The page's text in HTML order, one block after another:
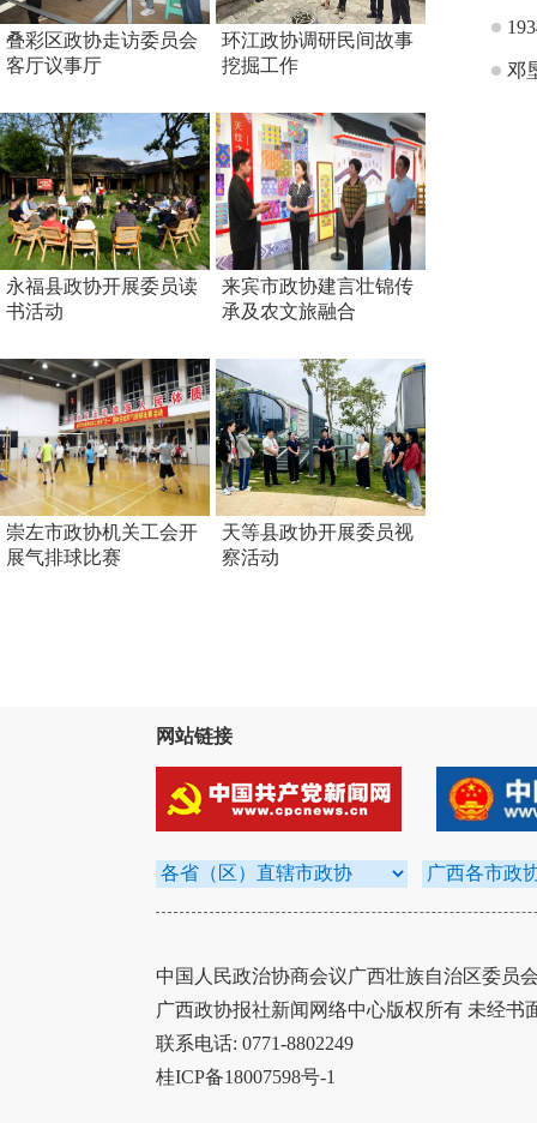
叠彩区政协走访委员会
客厅议事厅
环江政协调研民间故事
挖掘工作
永福县政协开展委员读
书活动
来宾市政协建言壮锦传
承及农文旅融合
崇左市政协机关工会开
展气排球比赛
天等县政协开展委员视
察活动
邓
网站链接
中国人民政治协商会议广西壮族自治区委员
广西政协报社新闻网络中心版权所有 未经书
联系电话: 0771-8802249
桂ICP备18007598号-1